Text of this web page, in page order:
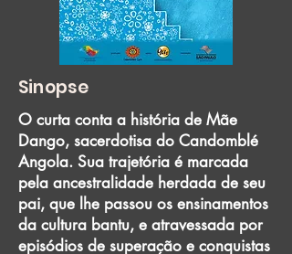
Sinopse
O curta conta a história de Mãe
Dango, sacerdotisa do Candomblé
Angola. Sua trajetória é marcada
pela ancestralidade herdada de seu
pai, que lhe passou os ensinamentos
da cultura bantu, e atravessada por
episódios de superação e conquistas